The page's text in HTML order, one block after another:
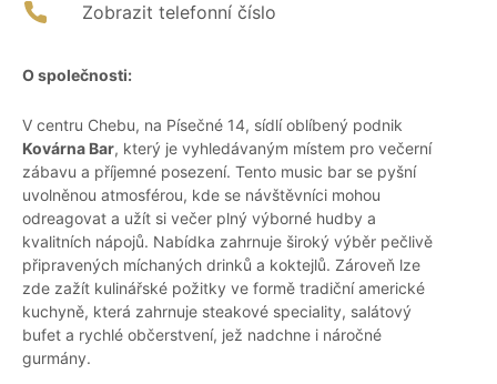
Zobrazit telefonní číslo
O společnosti:
V centru Chebu, na Písečné 14, sídlí oblíbený podnik
Kovárna Bar, který je vyhledávaným místem pro večerní
zábavu a příjemné posezení. Tento music bar se pyšní
uvolněnou atmosférou, kde se návštěvníci mohou
odreagovat a užít si večer plný výborné hudby a
kvalitních nápojů. Nabídka zahrnuje široký výběr pečlivě
připravených míchaných drinků a koktejlů. Zároveň lze
zde zažít kulinářské požitky ve formě tradiční americké
kuchyně, která zahrnuje steakové speciality, salátový
bufet a rychlé občerstvení, jež nadchne i náročné
gurmány.